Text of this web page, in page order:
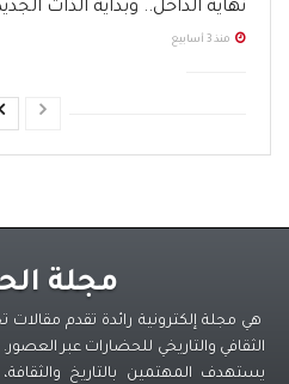
نهاية الداخل.. وبداية الذات
منذ 3 أسابيع
مجلة
هي مجلة إلكترونية رائدة تقدم مقالات
الثقافي والتاريخي للحضارات عبر
يستهدف المهتمين بالتاريخ